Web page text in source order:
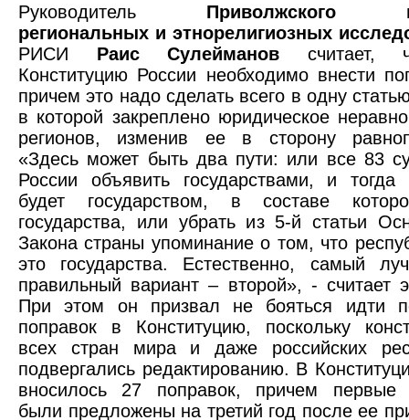
Руководитель Приволжского
региональных и этнорелигиозных
РИСИ Раис Сулейманов считает,
Конституцию России необходимо внести
причем это надо сделать всего в одну
в которой закреплено юридическое
регионов, изменив ее в сторону
«Здесь может быть два пути: или все 83
России объявить государствами, и тогда
будет государством, в составе
государства, или убрать из 5-й статьи
Закона страны упоминание о том, что
это государства. Естественно, самый
правильный вариант – второй», - считает
При этом он призвал не бояться идти
поправок в Конституцию, поскольку
всех стран мира и даже российских
подвергались редактированию. В
вносилось 27 поправок, причем первые
были предложены на третий год после ее